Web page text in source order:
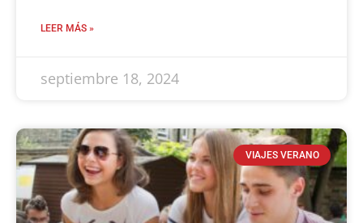
LEER MÁS »
septiembre 18, 2024
VIAJES VERANO